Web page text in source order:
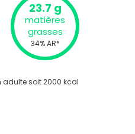
23.7 g
matières
grasses
34% AR*
adulte soit 2000 kcal